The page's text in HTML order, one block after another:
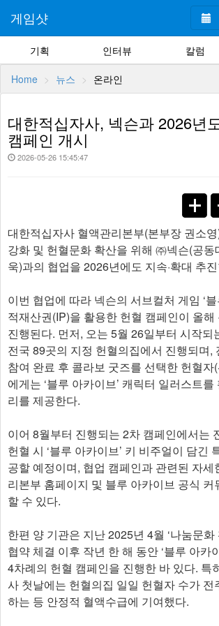
게임샷
기획 인터뷰 칼럼
Home 뉴스 온라인
대한적십자사, 넥슨과 2026년
캠페인 개시
2026-05-26 15:45:47
대한적십자사 혈액관리본부(본부장 권소
강화 및 헌혈문화 확산을 위해 ㈜넥슨(공동
욱)과의 협업을 2026년에도 지속·확대 추
이번 협업에 따라 넥슨의 서브컬처 게임 ‘
적재산권(IP)을 활용한 헌혈 캠페인이 올해
진행된다. 먼저, 오는 5월 26일부터 시작되
전국 89곳의 지정 헌혈의집에서 진행되며,
참여 완료 후 콜라보 굿즈를 선택한 헌혈자
에게는 ‘블루 아카이브’ 캐릭터 일러스트
리를 제공한다.
이어 8월부터 진행되는 2차 캠페인에서는
헌혈 시 ‘블루 아카이브’ 키 비주얼이 담긴
공할 예정이며, 협업 캠페인과 관련된 자
리본부 홈페이지 및 블루 아카이브 공식 커
할 수 있다.
한편 양 기관은 지난 2025년 4월 ‘나눔문화
협약 체결 이후 작년 한 해 동안 ‘블루 아카
4차례의 헌혈 캠페인을 진행한 바 있다. 특
사 첫날에는 헌혈의집 일일 헌혈자 수가 전
하는 등 안정적 혈액수급에 기여했다.